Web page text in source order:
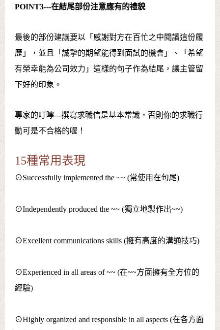
POINT3---在結尾部份注意應有的禮貌
最後的部份建議要以「感謝對方在百忙之中閱讀這份履
歷」，並且「誠摯的期望能得到面試的機會」、「希望
有榮幸能為公司效力」這樣的句子作為結尾，讓主管留
下好的印象。
專家的叮嚀---撰寫求職信是基本常識，否則你的求職行
動可是不合格的喔！
15種常用表現
⊙Successfully implemented the ~~ (常使用在句尾)
⊙Independently produced the ~~ (獨立地製作出~~)
⊙Excellent communications skills (擁有高度的溝通技巧)
⊙Experienced in all areas of ~~ (在~~方面擁有全方位的
經驗)
⊙Highly organized and responsible in all aspects (在各方面